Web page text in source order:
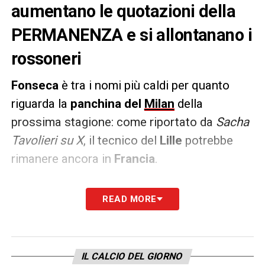
aumentano le quotazioni della
PERMANENZA e si allontanano i
rossoneri
Fonseca è tra i nomi più caldi per quanto
riguarda la panchina del Milan della
prossima stagione: come riportato da Sacha
Tavolieri su X, il tecnico del Lille potrebbe
rimanere ancora in Francia.
«Nonostante le voci, Geoffrey
Moncada e Zlatan Ibrahimovic sono
le esigenze di Roberto De Zerbi ostacolano il
READ MORE
IL CALCIO DEL GIORNO